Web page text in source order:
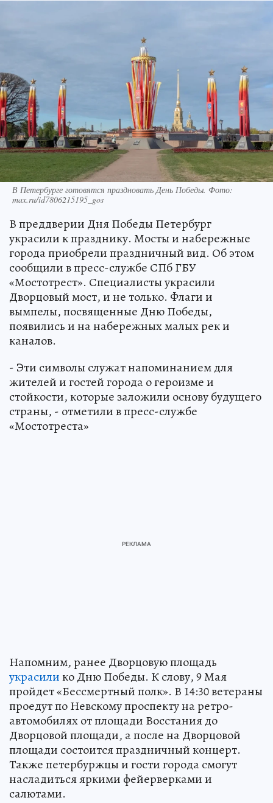
В Петербурге готовятся праздновать День Победы. Фото:
max.ru/id7806215195_gos
В преддверии Дня Победы Петербург
украсили к празднику. Мосты и набережные
города приобрели праздничный вид. Об этом
сообщили в пресс-службе СПб ГБУ
«Мостотрест». Специалисты украсили
Дворцовый мост, и не только. Флаги и
вымпелы, посвященные Дню Победы,
появились и на набережных малых рек и
каналов.
- Эти символы служат напоминанием для
жителей и гостей города о героизме и
стойкости, которые заложили основу будущего
страны, - отметили в пресс-службе
«Мостотреста»
Напомним, ранее Дворцовую площадь
украсилико Дню Победы. К слову, 9 Мая
пройдет «Бессмертный полк». В 14:30 ветераны
проедут по Невскому проспекту на ретро-
автомобилях от площади Восстания до
Дворцовой площади, а после на Дворцовой
площади состоится праздничный концерт.
Также петербуржцы и гости города смогут
насладиться яркими фейерверками и
салютами.